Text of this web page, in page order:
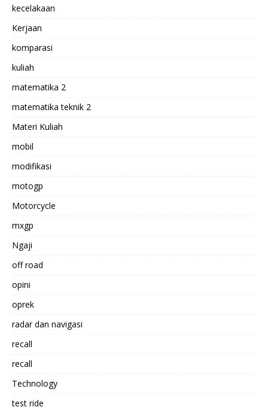
kecelakaan
Kerjaan
komparasi
kuliah
matematika 2
matematika teknik 2
Materi Kuliah
mobil
modifikasi
motogp
Motorcycle
mxgp
Ngaji
off road
opini
oprek
radar dan navigasi
recall
recall
Technology
test ride